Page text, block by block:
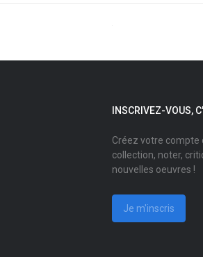
INSCRIVEZ-VOUS,
Créez votre
collection, noter,
nouvelles oeuvres !
Je m'inscris